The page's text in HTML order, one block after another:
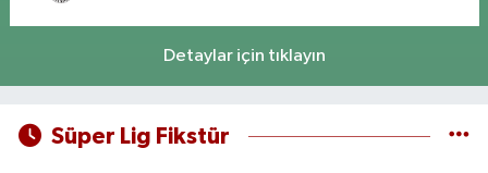
Detaylar için tıklayın
Süper Lig Fikstür